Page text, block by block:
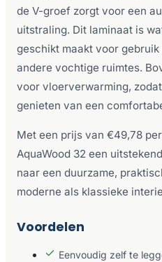
de V-groef zorgt voor een
uitstraling. Dit laminaat is
geschikt maakt voor
andere vochtige ruimtes.
voor vloerverwarming,
genieten van een
Met een prijs van €49,78
AquaWood 32 een
naar een duurzame,
moderne als klassieke
Voordelen
Eenvoudig zelf te